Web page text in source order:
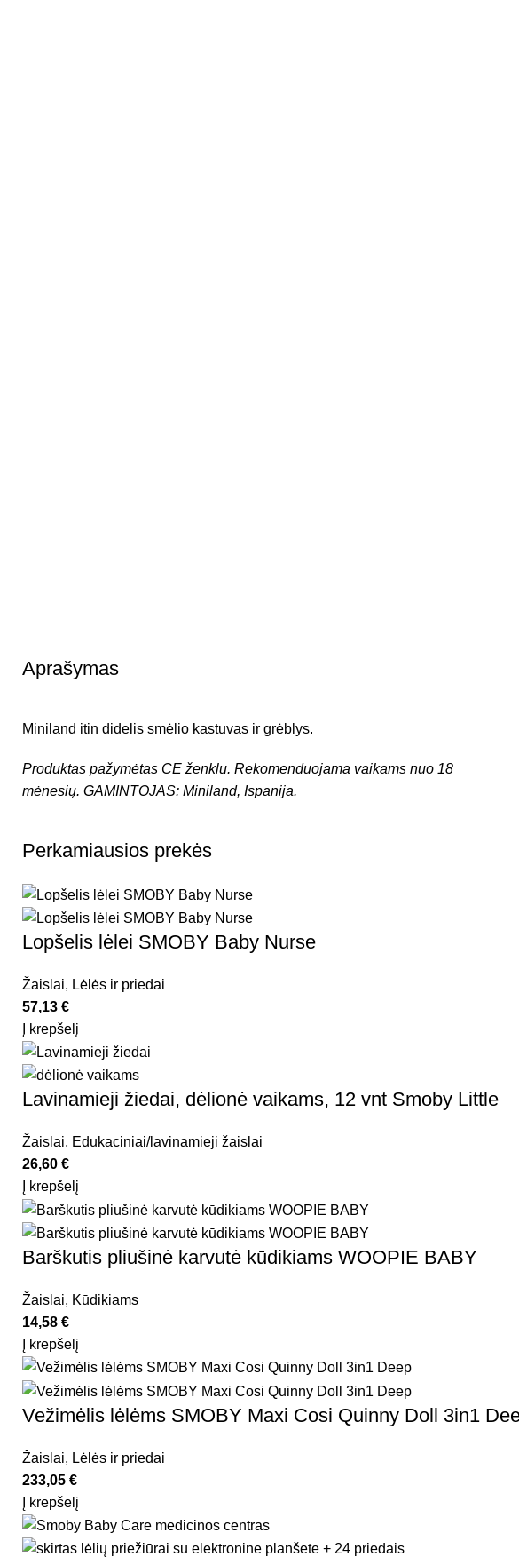
Aprašymas
Miniland itin didelis smėlio kastuvas ir grėblys.
Produktas pažymėtas CE ženklu. Rekomenduojama vaikams nuo 18
mėnesių. GAMINTOJAS: Miniland, Ispanija.
Perkamiausios prekės
Lopšelis lėlei SMOBY Baby Nurse
Žaislai, Lėlės ir priedai
57,13 €
Į krepšelį
Lavinamieji žiedai, dėlionė vaikams, 12 vnt Smoby Little
Žaislai, Edukaciniai/lavinamieji žaislai
26,60 €
Į krepšelį
Barškutis pliušinė karvutė kūdikiams WOOPIE BABY
Žaislai, Kūdikiams
14,58 €
Į krepšelį
Vežimėlis lėlėms SMOBY Maxi Cosi Quinny Doll 3in1
Žaislai, Lėlės ir priedai
233,05 €
Į krepšelį